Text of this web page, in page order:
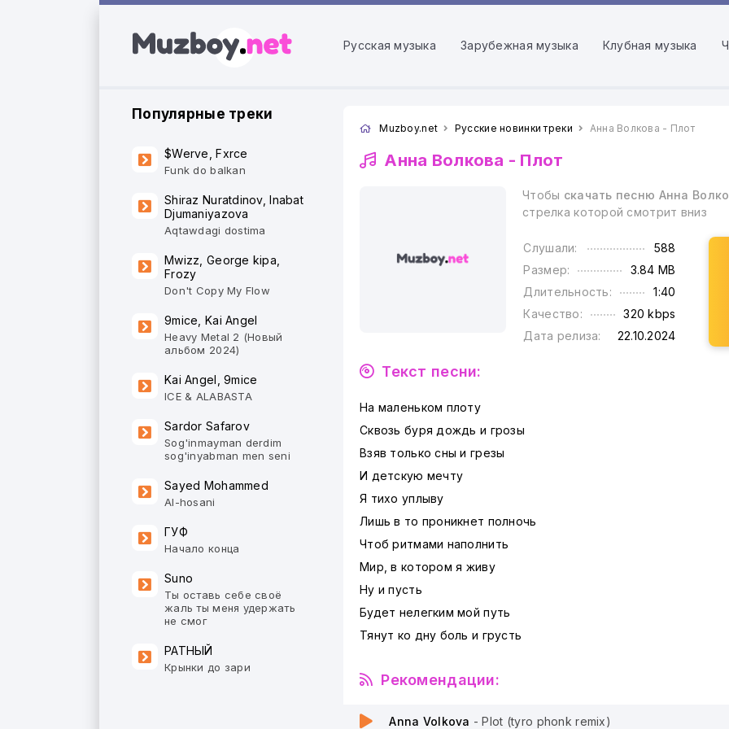
Русская музыка Зарубежная музыка Клубная музыка
Muzboy.net Русские новинки треки Анна Волкова - Плот
Анна Волкова - Плот
Чтобы скачать песню Анна
стрелка которой смотрит вниз
Слушали:
588
Размер:
3.84 MB
Длительность:
1:40
Качество:
320 kbps
Дата релиза:
22.10.2024
Текст песни:
На маленьком плоту
Сквозь буря дождь и грозы
Взяв только сны и грезы
И детскую мечту
Я тихо уплыву
Лишь в то проникнет полночь
Чтоб ритмами наполнить
Мир, в котором я живу
Ну и пусть
Будет нелегким мой путь
Тянут ко дну боль и грусть
Рекомендации:
Anna Volkova - Plot (tyro phonk remix)
Популярные треки
$Werve, Fxrce
Funk do balkan
Shiraz Nuratdinov, Inabat
Djumaniyazova
Aqtawdagi dostima
Mwizz, George kipa,
Frozy
Don't Copy My Flow
9mice, Kai Angel
Heavy Metal 2 (Новый
альбом 2024)
Kai Angel, 9mice
ICE & ALABASTA
Sardor Safarov
Sog'inmayman derdim
sog'inyabman men seni
Sayed Mohammed
Al-hosani
ГУФ
Начало конца
Suno
Ты оставь себе своё
жаль ты меня удержать
не смог
РАТНЫЙ
Крынки до зари